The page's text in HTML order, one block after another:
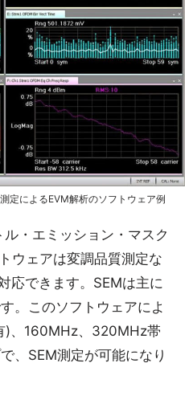
定によるEVM解析のソフトウェア例
・エミッション・マスク
ウェアは変調品質測定な
応できます。SEMは主に
。このソフトウェアによ
)、160MHz、320MHz帯
、SEM測定が可能になり